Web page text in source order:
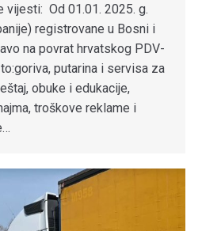
vijesti: Od 01.01. 2025. g.
registrovane u Bosni i
na povrat hrvatskog PDV-
putarina i servisa za
obuke i edukacije,
troškove reklame i